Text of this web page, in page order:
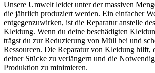
Unsere Umwelt leidet unter der massiven
die jährlich produziert werden. Ein einfacher
entgegenzuwirken, ist die Reparatur anstelle
Kleidung. Wenn du deine beschädigten
trägst du zur Reduzierung von Müll bei und
Ressourcen. Die Reparatur von Kleidung hilft,
deiner Stücke zu verlängern und die
Produktion zu minimieren.